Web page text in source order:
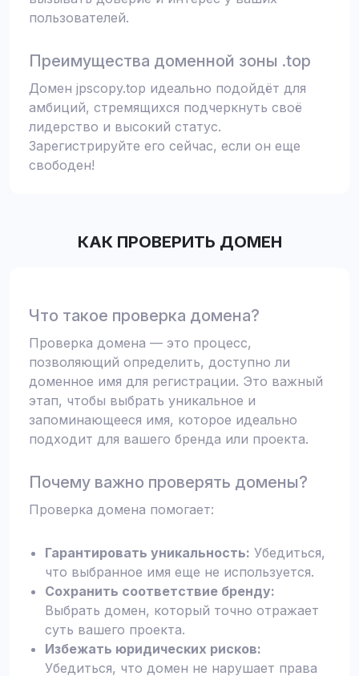
пользователей.
Преимущества доменной зоны .top
Домен jpscopy.top идеально подойдёт для
амбиций, стремящихся подчеркнуть своё
лидерство и высокий статус.
Зарегистрируйте его сейчас, если он еще
свободен!
КАК ПРОВЕРИТЬ ДОМЕН
Что такое проверка домена?
Проверка домена — это процесс,
позволяющий определить, доступно ли
доменное имя для регистрации. Это важный
этап, чтобы выбрать уникальное и
запоминающееся имя, которое идеально
подходит для вашего бренда или проекта.
Почему важно проверять домены?
Проверка домена помогает:
Гарантировать уникальность: Убедиться,
что выбранное имя еще не используется.
Сохранить соответствие бренду:
Выбрать домен, который точно отражает
суть вашего проекта.
Избежать юридических рисков:
Убедиться, что домен не нарушает права